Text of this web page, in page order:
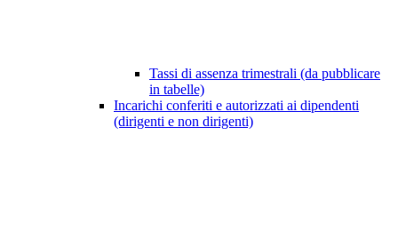
Tassi di assenza trimestrali (da pubblicare
in tabelle)
Incarichi conferiti e autorizzati ai dipendenti
(dirigenti e non dirigenti)